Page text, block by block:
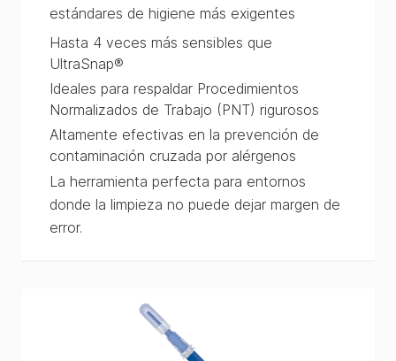
estándares de higiene más exigentes
Hasta 4 veces más sensibles que
UltraSnap®
Ideales para respaldar Procedimientos
Normalizados de Trabajo (PNT) rigurosos
Altamente efectivas en la prevención de
contaminación cruzada por alérgenos
La herramienta perfecta para entornos
donde la limpieza no puede dejar margen de
error.